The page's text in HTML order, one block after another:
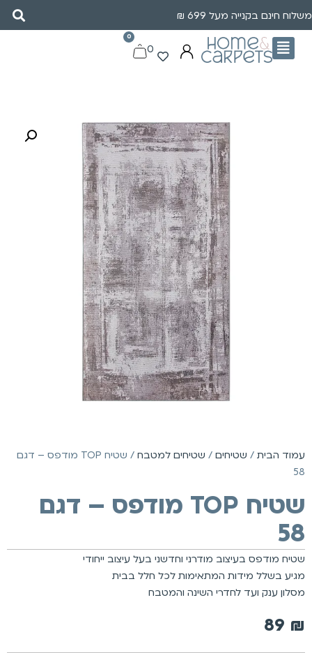
משלוח חינם בקנייה מעל 699 ₪
0
0
עמוד הבית / שטיחים / שטיחים למטבח
/ שטיח TOP מודפס – דגם
58
שטיח TOP מודפס – דגם
58
שטיח מודפס בעיצוב מודרני וחדשני בעל עיצוב ייחודי
מגיע בשלל מידות המתאימות לכל חלל בבית
מסלון ענק ועד לחדרי השינה והמטבח
89 ₪